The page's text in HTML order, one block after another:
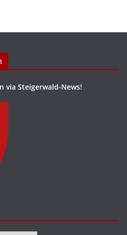
via Steigerwald-News!